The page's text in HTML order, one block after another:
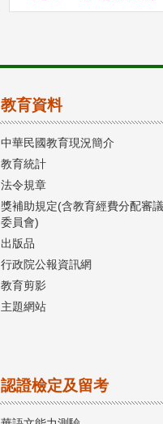
教育資料
中華民國教育現況簡介
教育統計
法令規章
獎補助規定(含教育經費分配審議
委員會)
出版品
行政院公報資訊網
教育剪影
主題網站
認證檢定及留考